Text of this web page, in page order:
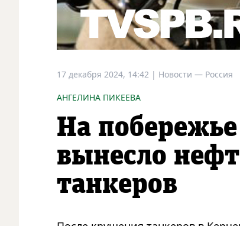
17 декабря 2024, 14:42 | Новости — Россия
АНГЕЛИНА ПИКЕЕВА
На
вынесло
танкеров